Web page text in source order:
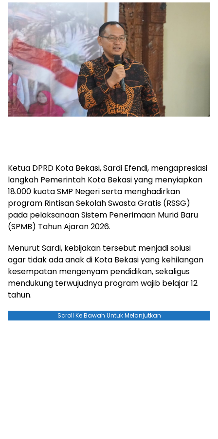
Ketua DPRD Kota Bekasi, Sardi Efendi, mengapresiasi
langkah Pemerintah Kota Bekasi yang menyiapkan
18.000 kuota SMP Negeri serta menghadirkan
program Rintisan Sekolah Swasta Gratis (RSSG)
pada pelaksanaan Sistem Penerimaan Murid Baru
(SPMB) Tahun Ajaran 2026.
Menurut Sardi, kebijakan tersebut menjadi solusi
agar tidak ada anak di Kota Bekasi yang kehilangan
kesempatan mengenyam pendidikan, sekaligus
mendukung terwujudnya program wajib belajar 12
tahun.
Scroll Ke Bawah Untuk Melanjutkan